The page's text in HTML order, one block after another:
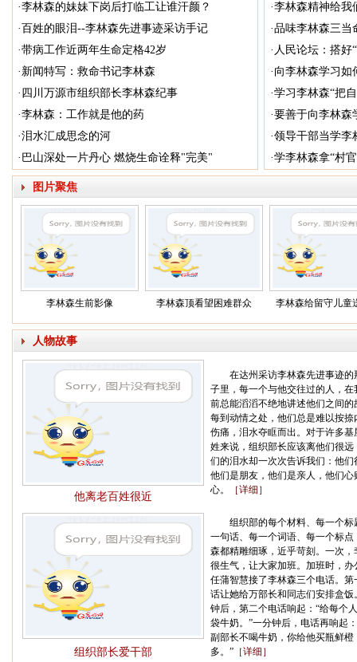
·李林森的妹妹下岗后打临工让谁汗颜？
·百姓的眼泪--李林森先进事迹采访手记
·带病工作近两年生命定格42岁
· 新闻特写：救命书记李林森
· 四川万源市组织部长李林森纪事
·李林森：工作就是他的药
·泪水汇成思念的河
· 巴山深处一片丹心 燃烧生命诠释"完美"
·李林森精神给我
·品味李林森三当
· 人民论坛：搭好
· 向李林森学习如
·学习李林森“把
·要善于向李林森
·领导干部当学李
·学李林森拿“村
图片聚焦
李林森生前影像 李林森顶看望困难群众 李林森给留守儿童
人物故事
在达州采访李林森先进事迹的
子里，每一个与他交往过的人，在
前总能滔滔不绝地讲述他们之间的
每到动情之处，他们总是难以按捺
伤痛，泪水夺眶而出。对于许多基
姓来说，组织部长应该离他们很远
们的泪水却一次次告诉我们：他们
他们是朋友，他们是亲人，他们心
心。
［详细］
他离老百姓很近
组织部的每个材料、每一个标
一句话、每一个词语、每一个标点
森都精雕细琢，近乎苛刻。一次，
很生气，让大家加班。加班时，办
任蒲智慧接了李林森三个电话。第
话让她给万部长和同志们安排盒饭
钟后，第二个电话响起：“给每个
袋牛奶。”一分钟后，电话再响起
副部长不喝牛奶，你给他买瓶鲜橙
多。” ［详细］
组织部长爱干部